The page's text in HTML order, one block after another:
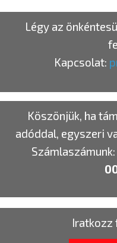
Légy az
Kapcsolat:
Köszönjük, ha
adóddal, egyszeri
Számlaszámunk:
Iratkozz